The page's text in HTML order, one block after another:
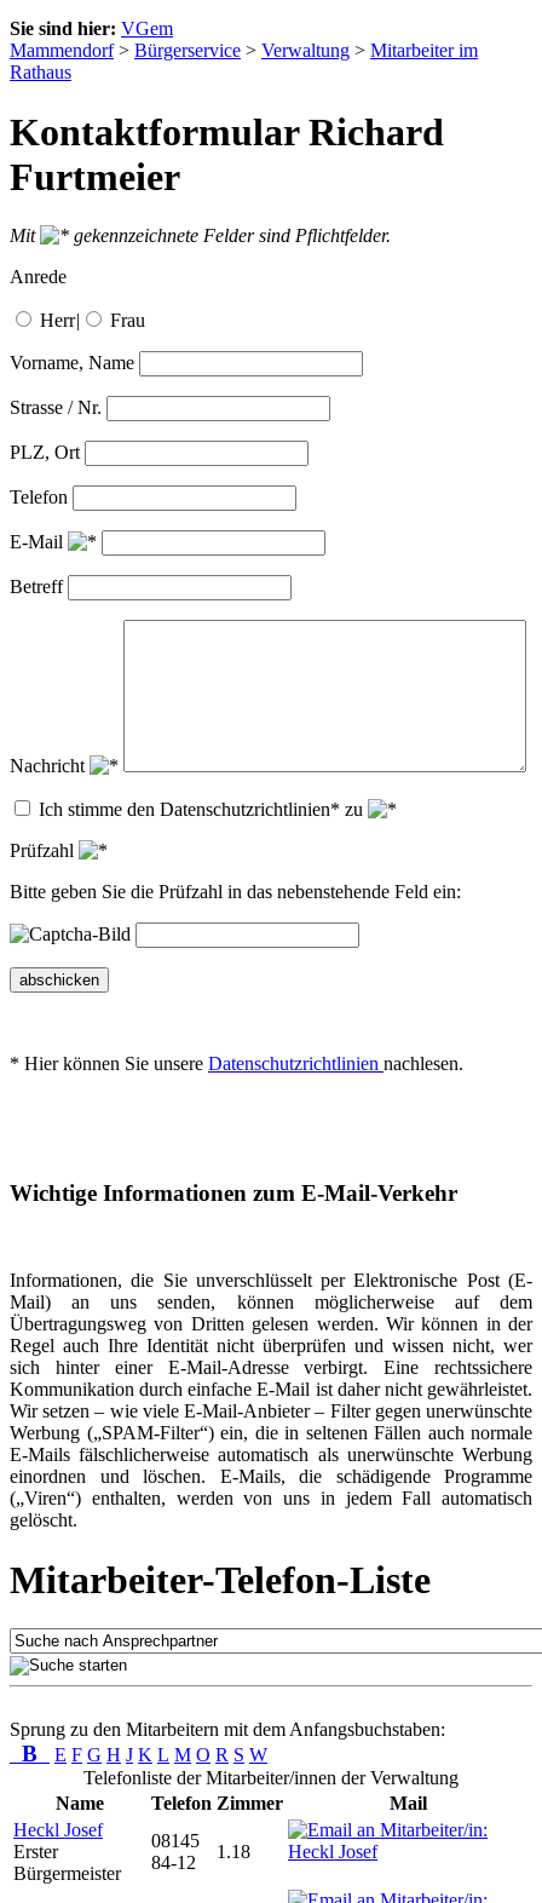
Sie sind hier: VGem
Mammendorf> Bürgerservice > Verwaltung > Mitarbeiter im
Rathaus
Kontaktformular Richard
Furtmeier
Mit
gekennzeichnete Felder sind Pflichtfelder.
Anrede
Herr| Frau
Vorname, Name
Strasse / Nr.
PLZ, Ort
Telefon
E-Mail
Betreff
Nachricht
Ich stimme den Datenschutzrichtlinien* zu
Prüfzahl
Bitte geben Sie die Prüfzahl in das nebenstehende Feld ein:
abschicken
* Hier können Sie unsere Datenschutzrichtlinien nachlesen.
Wichtige Informationen zum E-Mail-Verkehr
Informationen, die Sie unverschlüsselt per Elektronische Post (E-
Mail) an uns senden, können möglicherweise auf dem
Übertragungsweg von Dritten gelesen werden. Wir können in der
Regel auch Ihre Identität nicht überprüfen und wissen nicht, wer
sich hinter einer E-Mail-Adresse verbirgt. Eine rechtssichere
Kommunikation durch einfache E-Mail ist daher nicht gewährleistet.
Wir setzen – wie viele E-Mail-Anbieter – Filter gegen unerwünschte
Werbung („SPAM-Filter“) ein, die in seltenen Fällen auch normale
E-Mails fälschlicherweise automatisch als unerwünschte Werbung
einordnen und löschen. E-Mails, die schädigende Programme
(„Viren“) enthalten, werden von uns in jedem Fall automatisch
gelöscht.
Mitarbeiter-Telefon-Liste
Sprung zu den Mitarbeitern mit dem Anfangsbuchstaben:
B E F G H J K L M O R S W
Telefonliste der Mitarbeiter/innen der Verwaltung
Name
Telefon Zimmer
Mail
Heckl Josef
Erster
Bürgermeister
08145
84-12
1.18